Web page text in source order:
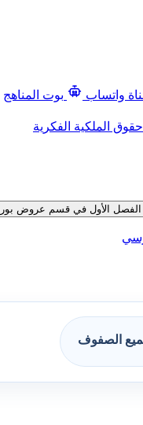
واتساب
بوت المناهج
حقوق الملكية الفكرية
في قسم عروض بوربوينت حتى
الصفوف